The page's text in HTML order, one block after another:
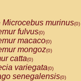
Microcebus murinus(0)
fulvus(0)
macaco(0)
mongoz(0)
catta(0)
variegata(0)
senegalensis(0)